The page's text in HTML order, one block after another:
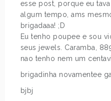
esse post, porque eu
algum tempo, ams
brigadaaa! ;D
Eu tenho poupee e sou
seus jewels. Caramba,
nao tenho nem um
brigadinha novamentee
bjbj